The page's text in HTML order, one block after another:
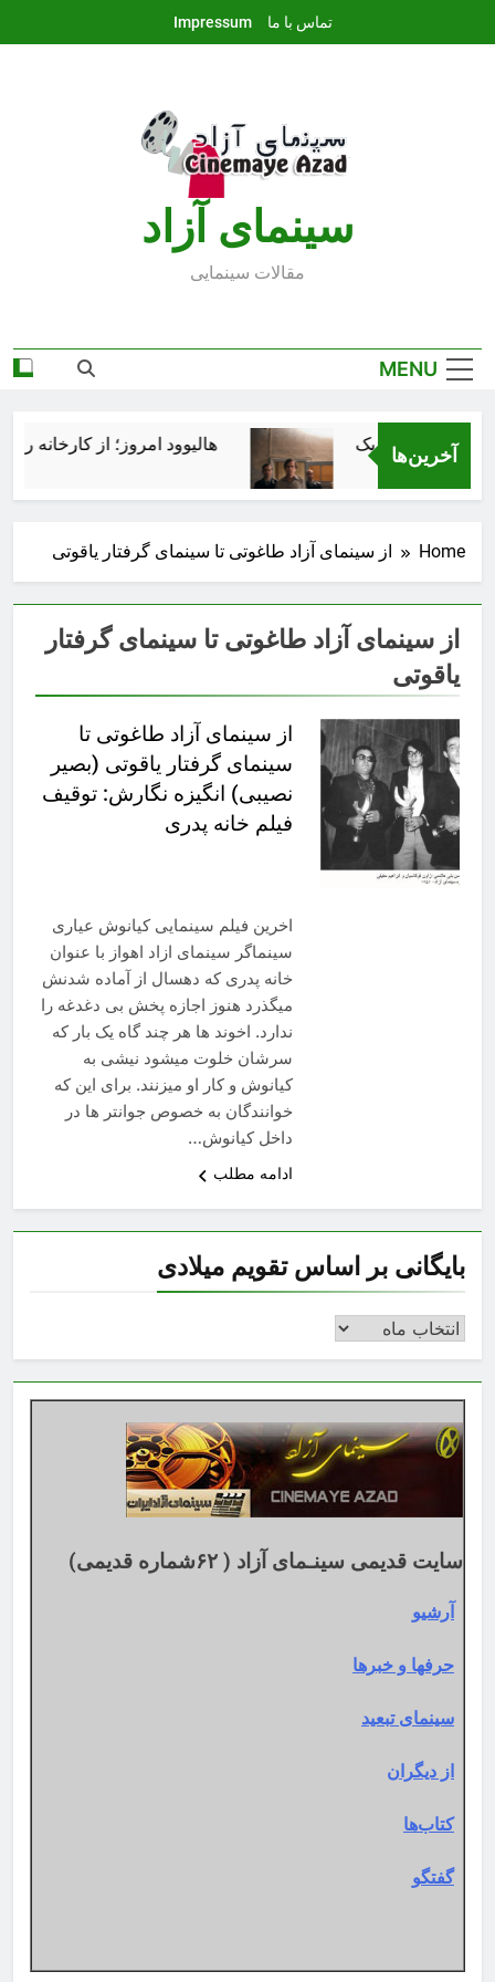
تماس با ما Impressum
سينماى آزاد
مقالات سينمايى
MENU
آخرین‌ها هالیوود امروز؛ از کارخانه
Home از سینمای آزاد طاغوتی تا سینمای گرفتار یاقوتی
از سینمای آزاد طاغوتی تا سینمای گرفتار
یاقوتی
از سینمای آزاد طاغوتی تا
سینمای گرفتار یاقوتی (بصیر
نصیبی) انگیزه نگارش: توقیف
فیلم خانه پدری
اخرین فیلم سینمایی کیانوش عیاری
سینماگر سینمای ازاد اهواز با عنوان
خانه پدری که دهسال از آماده شدنش
میگذرد هنوز اجازه پخش بی دغدغه را
ندارد. اخوند ها هر چند گاه یک بار که
سرشان خلوت میشود نیشی به
کیانوش و کار او میزنند. برای این که
خوانندگان به خصوص جوانتر ها در
داخل کیانوش…
ادامه مطلب
بایگانی بر اساس تقویم میلادی
بایگانی
اساس
تقویم
میلادی
سایت قدیمی سینـمای آزاد ( ۶۲شماره قدیمی)
آرشیو
حرفها و خبرها
سینمای تبعید
از دیگران
کتاب‌ها
گفتگو